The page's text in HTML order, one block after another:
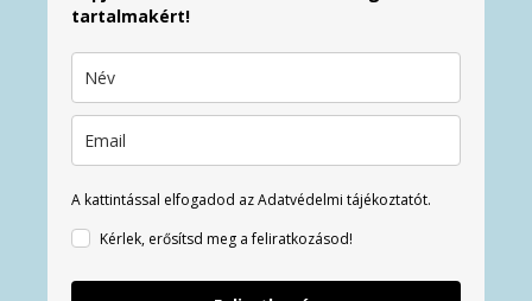
tartalmakért!
A kattintással elfogadod az Adatvédelmi tájékoztatót.
Kérlek, erősítsd meg a feliratkozásod!